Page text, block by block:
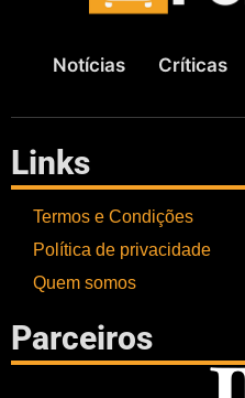
Notícias Críticas
Links
Termos e Condições
Política de privacidade
Quem somos
Parceiros